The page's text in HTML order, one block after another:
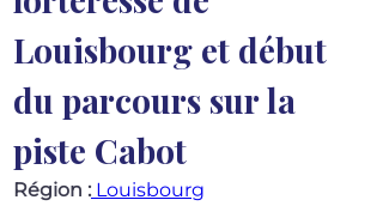
Louisbourg et début
du parcours sur la
piste Cabot
Région : Louisbourg